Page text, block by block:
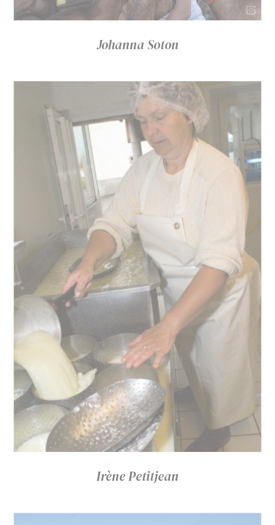
Johanna Soton
Irène Petitjean